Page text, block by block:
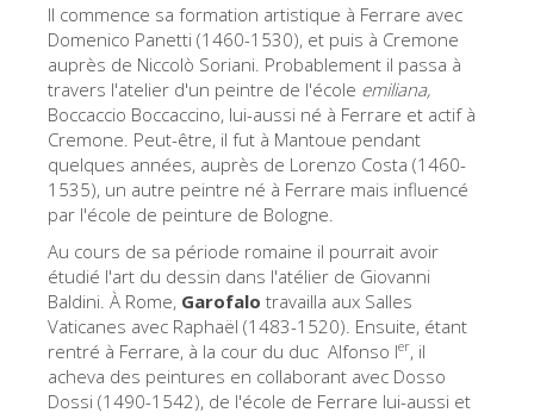
Les autres Musées
Le Musée national du Bargello
Galerie de l'Académie
La Galerie Palatine
Les Chapelles Médicis
Le Musée de San Marco
Musée Archéologique
Opificio delle Pietre Dure
Le Musée Galilée
Le Jardin de Boboli
Il commence sa formation artistique à Ferrare avec
Domenico Panetti (1460-1530), et puis à Cremone
auprès de Niccolò Soriani. Probablement il passa à
travers l'atelier d'un peintre de l'école emiliana,
Boccaccio Boccaccino, lui-aussi né à Ferrare et actif à
Cremone. Peut-être, il fut à Mantoue pendant
quelques années, auprès de Lorenzo Costa (1460-
1535), un autre peintre né à Ferrare mais influencé
par l'école de peinture de Bologne.
Au cours de sa période romaine il pourrait avoir
étudié l'art du dessin dans l'atélier de Giovanni
Baldini. À Rome, Garofalo travailla aux Salles
Vaticanes avec Raphaël (1483-1520). Ensuite, étant
rentré à Ferrare, à la cour du duc Alfonso Ier, il
acheva des peintures en collaborant avec Dosso
Dossi (1490-1542), de l'école de Ferrare lui-aussi et